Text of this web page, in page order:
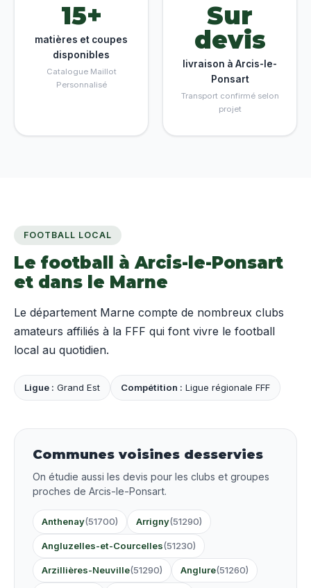
15+
matières et coupes
disponibles
Catalogue Maillot
Personnalisé
Sur
devis
livraison à Arcis-le-
Ponsart
Transport confirmé selon
projet
FOOTBALL LOCAL
Le football à Arcis-le-Ponsart
et dans le Marne
Le département Marne compte de nombreux clubs
amateurs affiliés à la FFF qui font vivre le football
local au quotidien.
Ligue : Grand Est Compétition : Ligue régionale FFF
Communes voisines desservies
On étudie aussi les devis pour les clubs et groupes
proches de Arcis-le-Ponsart.
Anthenay(51700) Arrigny(51290)
Angluzelles-et-Courcelles(51230)
Arzillières-Neuville(51290) Anglure(51260)